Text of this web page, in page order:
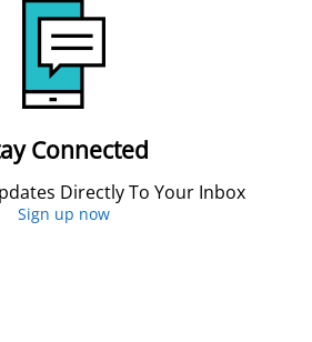
Connected
Directly To Your Inbox
Sign up now